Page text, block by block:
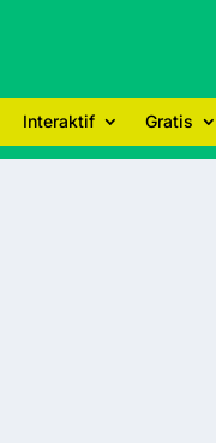
Interaktif Gratis